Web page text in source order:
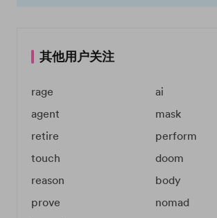
其他用户关注
rage
ai
agent
mask
retire
perform
touch
doom
reason
body
prove
nomad